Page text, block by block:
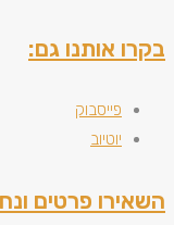
בקרו אותנו גם:
פייסבוק
יוטיוב
השאירו פרטים